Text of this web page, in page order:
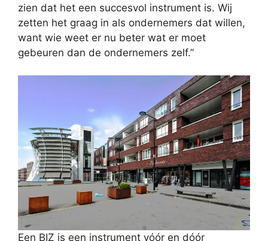
zien dat het een succesvol instrument is. Wij
zetten het graag in als ondernemers dat willen,
want wie weet er nu beter wat er moet
gebeuren dan de ondernemers zelf.”
Een BIZ is een instrument vóór en dóór